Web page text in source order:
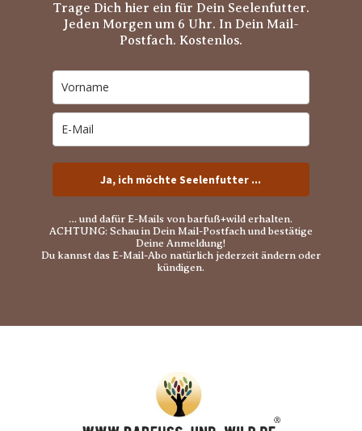
Trage Dich hier ein für Dein Seelenfutter.
Jeden Morgen um 6 Uhr. In Dein Mail-
Postfach. Kostenlos.
Ja, ich möchte Seelenfutter ...
… und dafür E-Mails von barfuß+wild erhalten.
ACHTUNG: Schau in Dein Mail-Postfach und bestätige
Deine Anmeldung!
Du kannst das E-Mail-Abo natürlich jederzeit ändern oder
kündigen.